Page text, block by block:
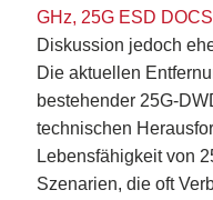
GHz, 25G ESD
Diskussion jedoch
Die aktuellen
bestehender 25G-
technischen
Lebensfähigkeit von
Szenarien, die oft